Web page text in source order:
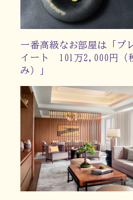
一番高級なお部屋は「プ
イート 101万2,000円（
み）」